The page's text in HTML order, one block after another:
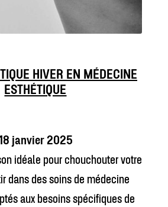
HIVER EN MÉDECINE
ESTHÉTIQUE
janvier 2025
idéale pour chouchouter votre
dans des soins de médecine
aux besoins spécifiques de